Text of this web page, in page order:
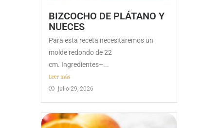
BIZCOCHO DE PLÁTANO Y
NUECES
Para esta receta necesitaremos un
molde redondo de 22
cm. Ingredientes–...
Leer más
julio 29, 2026